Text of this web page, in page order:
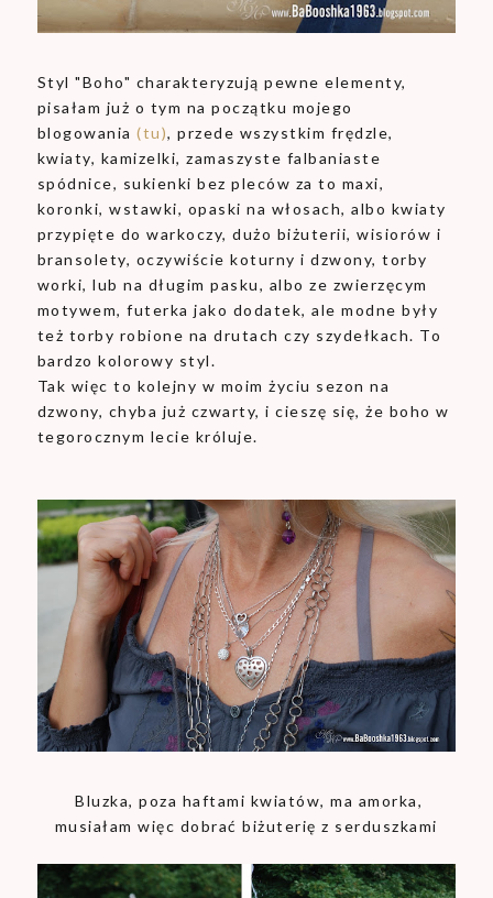
Styl "Boho" charakteryzują pewne elementy,
pisałam już o tym na początku mojego
blogowania(tu), przede wszystkim frędzle,
kwiaty, kamizelki, zamaszyste falbaniaste
spódnice, sukienki bez pleców za to maxi,
koronki, wstawki, opaski na włosach, albo kwiaty
przypięte do warkoczy, dużo biżuterii, wisiorów i
bransolety, oczywiście koturny i dzwony, torby
worki, lub na długim pasku, albo ze zwierzęcym
motywem, futerka jako dodatek, ale modne były
też torby robione na drutach czy szydełkach. To
bardzo kolorowy styl.
Tak więc to kolejny w moim życiu sezon na
dzwony, chyba już czwarty, i cieszę się, że boho w
tegorocznym lecie króluje.
Bluzka, poza haftami kwiatów, ma amorka,
musiałam więc dobrać biżuterię z serduszkami